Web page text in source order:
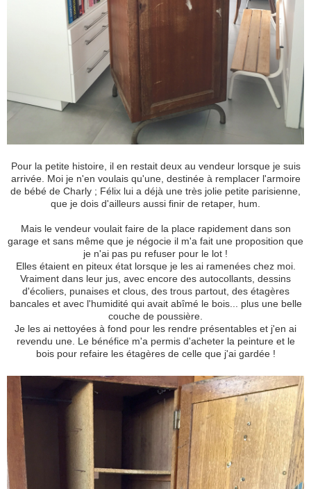
Pour la petite histoire, il en restait deux au vendeur lorsque je suis
arrivée. Moi je n'en voulais qu'une, destinée à remplacer l'armoire
de bébé de Charly ; Félix lui a déjà une très jolie petite parisienne,
que je dois d'ailleurs aussi finir de retaper, hum.
Mais le vendeur voulait faire de la place rapidement dans son
garage et sans même que je négocie il m'a fait une proposition que
je n'ai pas pu refuser pour le lot !
Elles étaient en piteux état lorsque je les ai ramenées chez moi.
Vraiment dans leur jus, avec encore des autocollants, dessins
d'écoliers, punaises et clous, des trous partout, des étagères
bancales et avec l'humidité qui avait abîmé le bois... plus une belle
couche de poussière.
Je les ai nettoyées à fond pour les rendre présentables et j'en ai
revendu une. Le bénéfice m'a permis d'acheter la peinture et le
bois pour refaire les étagères de celle que j'ai gardée !